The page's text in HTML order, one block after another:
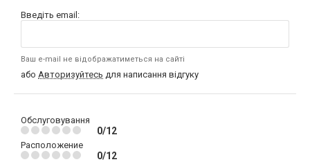
Введіть email:
Ваш e-mail не відображатиметься на сайті
або Авторизуйтесь для написання відгуку
Обслуговування
0/12
Расположение
0/12